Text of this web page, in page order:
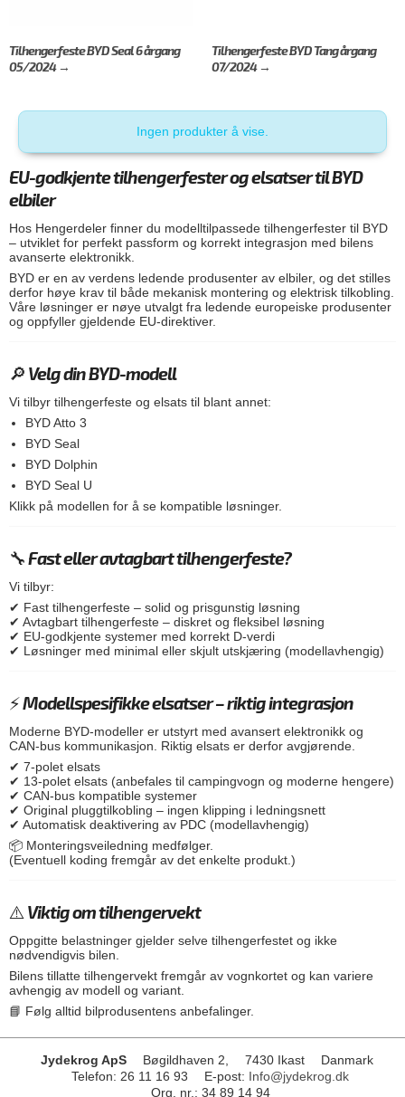
Tilhengerfeste BYD Seal 6 årgang
05/2024 →
Tilhengerfeste BYD Tang årgang
07/2024 →
Ingen produkter å vise.
EU-godkjente tilhengerfester og elsatser til BYD
elbiler
Hos Hengerdeler finner du modelltilpassede tilhengerfester til BYD
– utviklet for perfekt passform og korrekt integrasjon med bilens
avanserte elektronikk.
BYD er en av verdens ledende produsenter av elbiler, og det stilles
derfor høye krav til både mekanisk montering og elektrisk tilkobling.
Våre løsninger er nøye utvalgt fra ledende europeiske produsenter
og oppfyller gjeldende EU-direktiver.
🔎 Velg din BYD-modell
Vi tilbyr tilhengerfeste og elsats til blant annet:
BYD Atto 3
BYD Seal
BYD Dolphin
BYD Seal U
Klikk på modellen for å se kompatible løsninger.
🔧 Fast eller avtagbart tilhengerfeste?
Vi tilbyr:
✔ Fast tilhengerfeste – solid og prisgunstig løsning
✔ Avtagbart tilhengerfeste – diskret og fleksibel løsning
✔ EU-godkjente systemer med korrekt D-verdi
✔ Løsninger med minimal eller skjult utskjæring (modellavhengig)
⚡ Modellspesifikke elsatser – riktig integrasjon
Moderne BYD-modeller er utstyrt med avansert elektronikk og
CAN-bus kommunikasjon. Riktig elsats er derfor avgjørende.
✔ 7-polet elsats
✔ 13-polet elsats (anbefales til campingvogn og moderne hengere)
✔ CAN-bus kompatible systemer
✔ Original pluggtilkobling – ingen klipping i ledningsnett
✔ Automatisk deaktivering av PDC (modellavhengig)
📦 Monteringsveiledning medfølger.
(Eventuell koding fremgår av det enkelte produkt.)
⚠️ Viktig om tilhengervekt
Oppgitte belastninger gjelder selve tilhengerfestet og ikke
nødvendigvis bilen.
Bilens tillatte tilhengervekt fremgår av vognkortet og kan variere
avhengig av modell og variant.
📘 Følg alltid bilprodusentens anbefalinger.
Jydekrog ApS Bøgildhaven 2, 7430 Ikast
Danmark
Telefon: 26 11 16 93 E-post: Info@jydekrog.dk
Org. nr. : 34 89 14 94